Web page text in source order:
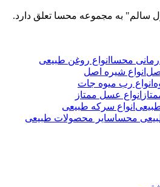
به مجموعه محسا تعلق دارد.
انواع روغن طبیعی
انواع شیره اصل
انواع رب میوه جات
انواع عسل ممتاز
انواع سرکه طبیعی
سایر محصولات طبیعی